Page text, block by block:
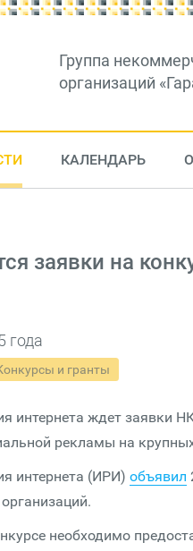
Группа
организаций
КАЛЕНДАРЬ
заявки на
года
и гранты
интернета ждет заявки
рекламы на
интернета (ИРИ) объявил
необходимо